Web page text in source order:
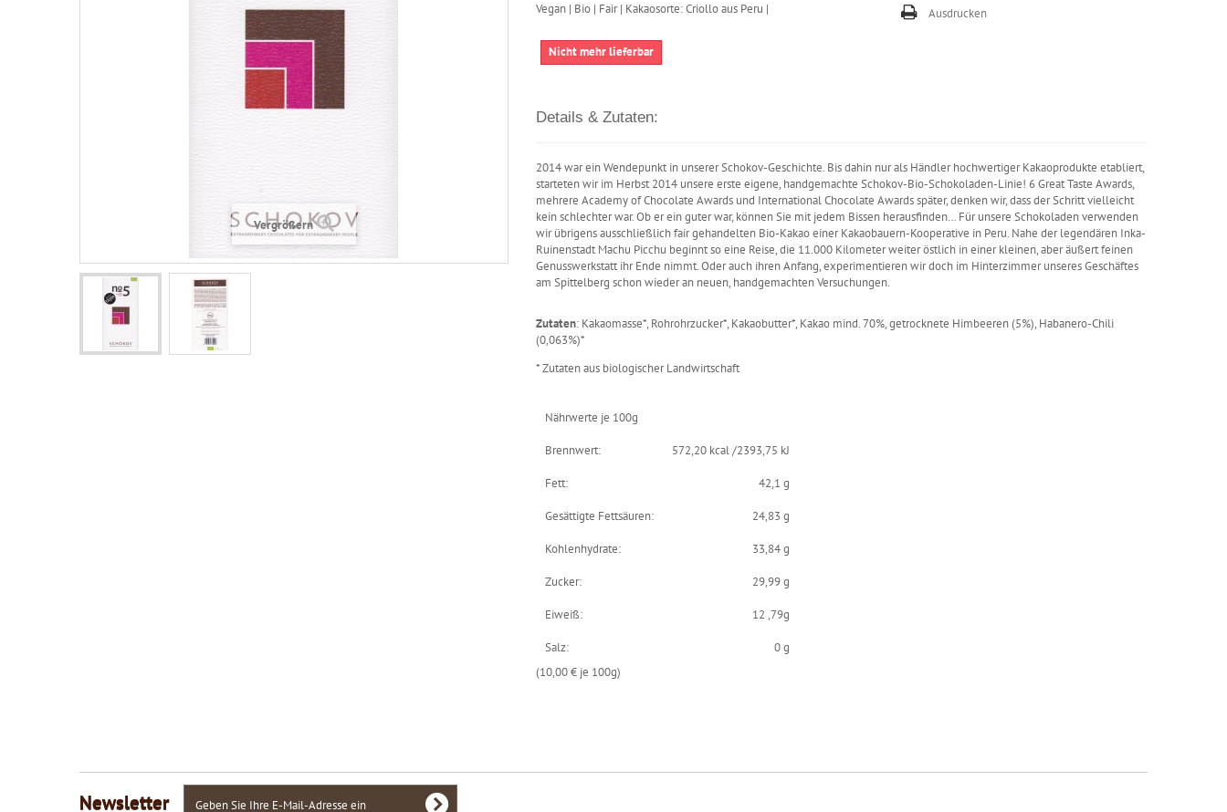
Vergrößern
Vegan | Bio | Fair | Kakaosorte: Criollo aus Peru |
Nicht mehr lieferbar
Ausdrucken
Details & Zutaten:
2014 war ein Wendepunkt in unserer Schokov-Geschichte. Bis dahin nur als Händler hochwertiger Kakaoprodukte etabliert,
starteten wir im Herbst 2014 unsere erste eigene, handgemachte Schokov-Bio-Schokoladen-Linie! 6 Great Taste Awards,
mehrere Academy of Chocolate Awards und International Chocolate Awards später, denken wir, dass der Schritt vielleicht
kein schlechter war. Ob er ein guter war, können Sie mit jedem Bissen herausfinden… Für unsere Schokoladen verwenden
wir übrigens ausschließlich fair gehandelten Bio-Kakao einer Kakaobauern-Kooperative in Peru. Nahe der legendären Inka-
Ruinenstadt Machu Picchu beginnt so eine Reise, die 11.000 Kilometer weiter östlich in einer kleinen, aber äußert feinen
Genusswerkstatt ihr Ende nimmt. Oder auch ihren Anfang, experimentieren wir doch im Hinterzimmer unseresGeschäftes
am Spittelberg schon wieder an neuen, handgemachten Versuchungen.
Zutaten: Kakaomasse*, Rohrohrzucker*, Kakaobutter*, Kakao mind. 70%, getrocknete Himbeeren (5%), Habanero-Chili
(0,063%)*
* Zutaten aus biologischer Landwirtschaft
Nährwerte je 100g
Brennwert: 572,20 kcal /2393,75 kJ
Fett: 42,1 g
Gesättigte Fettsäuren: 24,83 g
Kohlenhydrate: 33,84 g
Zucker: 29,99 g
Eiweiß: 12 ,79g
Salz:
0 g
(10,00 € je 100g)
Newsletter